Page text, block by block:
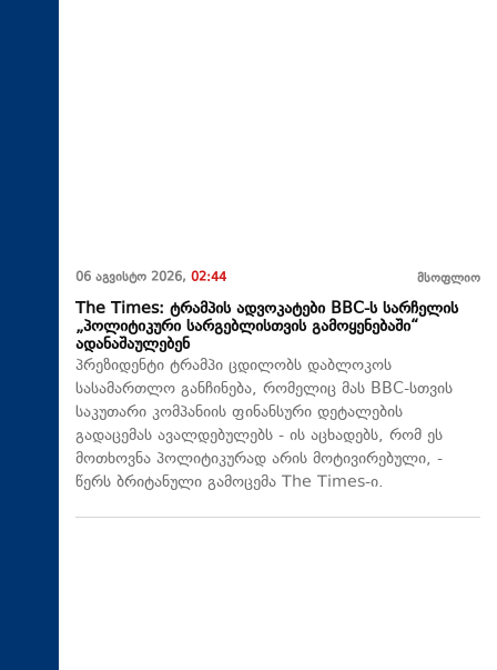
06 აგვისტო 2026, 02:44 მსოფლიო
The Times: ტრამპის ადვოკატები BBC-ს სარჩელის
„პოლიტიკური სარგებლისთვის გამოყენებაში“
ადანაშაულებენ
პრეზიდენტი ტრამპი ცდილობს დაბლოკოს
სასამართლო განჩინება, რომელიც მას BBC-სთვის
საკუთარი კომპანიის ფინანსური დეტალების
გადაცემას ავალდებულებს - ის აცხადებს, რომ ეს
მოთხოვნა პოლიტიკურად არის მოტივირებული, -
წერს ბრიტანული გამოცემა The Times-ი.